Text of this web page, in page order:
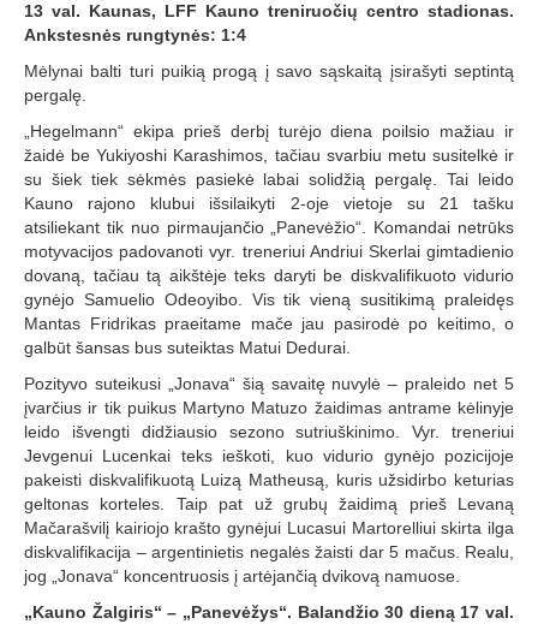
13 val. Kaunas, LFF Kauno treniruočių centro stadionas.
Ankstesnės rungtynės: 1:4
Mėlynai balti turi puikią progą į savo sąskaitą įsirašyti septintą
pergalę.
„Hegelmann“ ekipa prieš derbį turėjo diena poilsio mažiau ir
žaidė be Yukiyoshi Karashimos, tačiau svarbiu metu susitelkė ir
su šiek tiek sėkmės pasiekė labai solidžią pergalę. Tai leido
Kauno rajono klubui išsilaikyti 2-oje vietoje su 21 tašku
atsiliekant tik nuo pirmaujančio „Panevėžio“. Komandai netrūks
motyvacijos padovanoti vyr. treneriui Andriui Skerlai gimtadienio
dovaną, tačiau tą aikštėje teks daryti be diskvalifikuoto vidurio
gynėjo Samuelio Odeoyibo. Vis tik vieną susitikimą praleidęs
Mantas Fridrikas praeitame mače jau pasirodė po keitimo, o
galbūt šansas bus suteiktas Matui Dedurai.
Pozityvo suteikusi „Jonava“ šią savaitę nuvylė – praleido net 5
įvarčius ir tik puikus Martyno Matuzo žaidimas antrame kėlinyje
leido išvengti didžiausio sezono sutriuškinimo. Vyr. treneriui
Jevgenui Lucenkai teks ieškoti, kuo vidurio gynėjo pozicijoje
pakeisti diskvalifikuotą Luizą Matheusą, kuris užsidirbo keturias
geltonas korteles. Taip pat už grubų žaidimą prieš Levaną
Mačarašvilį kairiojo krašto gynėjui Lucasui Martorelliui skirta ilga
diskvalifikacija – argentinietis negalės žaisti dar 5 mačus. Realu,
jog „Jonava“ koncentruosis į artėjančią dvikovą namuose.
„Kauno Žalgiris“ – „Panevėžys“. Balandžio 30 dieną 17 val.